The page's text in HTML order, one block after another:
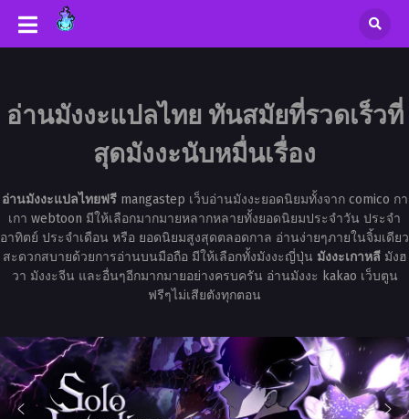
อ่านมังงะแปลไทย ทันสมัยที่รวดเร็วที่
สุดมังงะนับหมื่นเรื่อง
อ่านมังงะแปลไทยฟรีmangastep เว็บอ่านมังงะยอดนิยมทั้งจาก comico กา
เกา webtoon มีให้เลือกมากมายหลากหลายทั้งยอดนิยมประจำวัน ประจำ
อาทิตย์ ประจำเดือน หรือ ยอดนิยมสูงสุดตลอดกาล อ่านง่ายๆภายในจิ้มเดียว
สะดวกสบายด้วยการอ่านบนมือถือ มีให้เลือกทั้งมังงะญี่ปุ่น มังงะเกาหลีมังฮ
วา มังงะจีน และอื่นๆอีกมากมายอย่างครบครัน อ่านมังงะ kakao เว็บตูน
ฟรีๆไม่เสียตังทุกตอน